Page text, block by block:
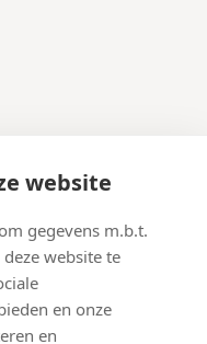
website
gegevens m.b.t.
website te
en onze
en